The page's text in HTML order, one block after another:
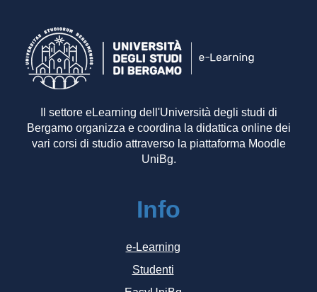
Il settore eLearning dell'Università degli studi di
Bergamo organizza e coordina la didattica online dei
vari corsi di studio attraverso la piattaforma Moodle
UniBg.
Info
e-Learning
Studenti